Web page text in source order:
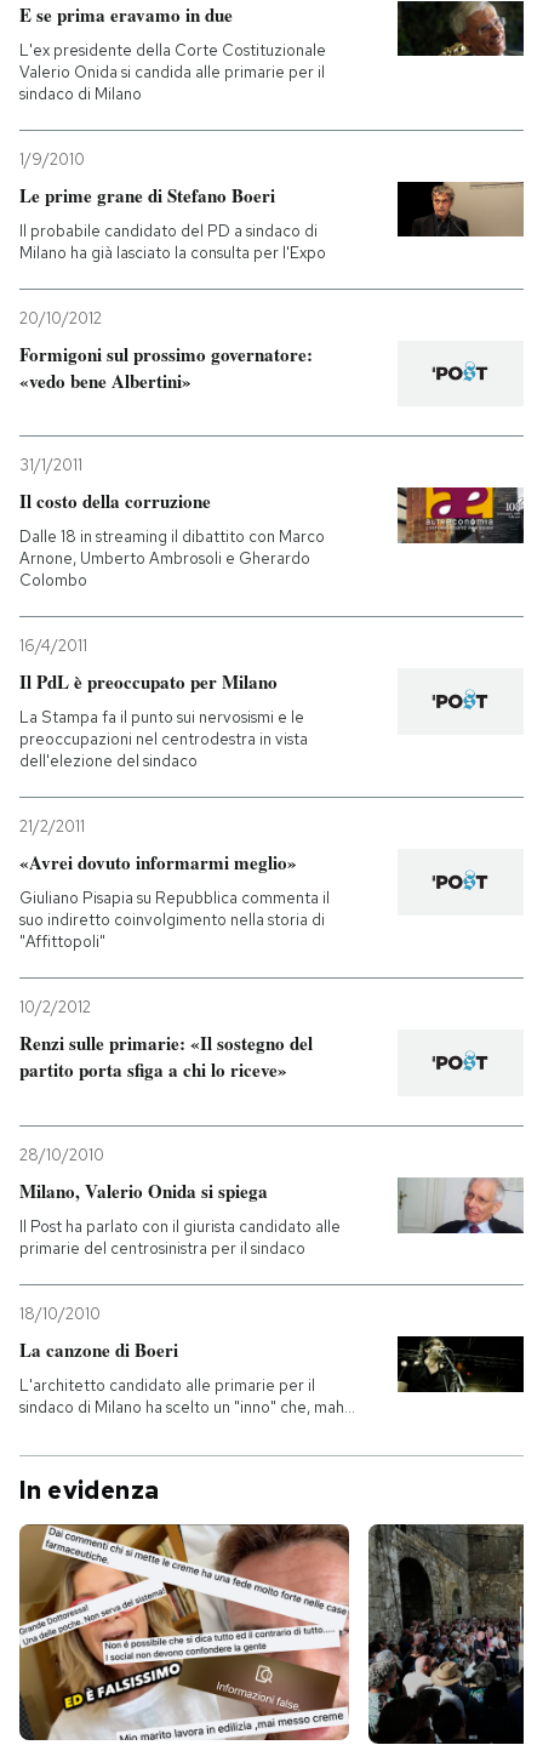
E se prima eravamo in due
L'ex presidente della Corte Costituzionale
Valerio Onida si candida alle primarie per il
sindaco di Milano
1/9/2010
Le prime grane di Stefano Boeri
Il probabile candidato del PD a sindaco di
Milano ha già lasciato la consulta per l'Expo
20/10/2012
Formigoni sul prossimo governatore:
«vedo bene Albertini»
31/1/2011
Il costo della corruzione
Dalle 18 in streaming il dibattito con Marco
Arnone, Umberto Ambrosoli e Gherardo
Colombo
16/4/2011
Il PdL è preoccupato per Milano
La Stampa fa il punto sui nervosismi e le
preoccupazioni nel centrodestra in vista
dell'elezione del sindaco
21/2/2011
«Avrei dovuto informarmi meglio»
Giuliano Pisapia su Repubblica commenta il
suo indiretto coinvolgimento nella storia di
"Affittopoli"
10/2/2012
Renzi sulle primarie: «Il sostegno del
partito porta sfiga a chi lo riceve»
28/10/2010
Milano, Valerio Onida si spiega
Il Post ha parlato con il giurista candidato alle
primarie del centrosinistra per il sindaco
18/10/2010
La canzone di Boeri
L'architetto candidato alle primarie per il
sindaco di Milano ha scelto un "inno" che, mah...
In evidenza